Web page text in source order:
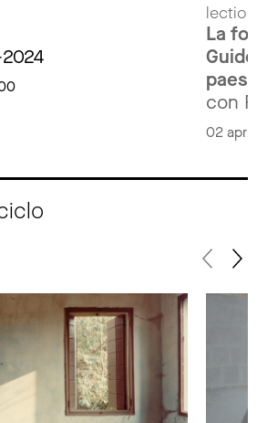
lectio
La
con
02